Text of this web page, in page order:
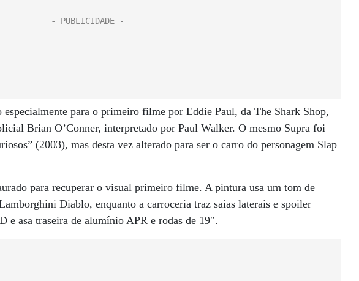
para o primeiro filme por Eddie Paul, da The Shark Shop,
Brian O’Conner, interpretado por Paul Walker. O mesmo Supra foi
(2003), mas desta vez alterado para ser o carro do personagem Slap
para recuperar o visual primeiro filme. A pintura usa um tom de
Diablo, enquanto a carroceria traz saias laterais e spoiler
e asa traseira de alumínio APR e rodas de 19″.